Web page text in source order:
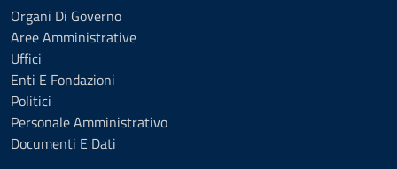
Organi Di Governo
Aree Amministrative
Uffici
Enti E Fondazioni
Politici
Personale Amministrativo
Documenti E Dati